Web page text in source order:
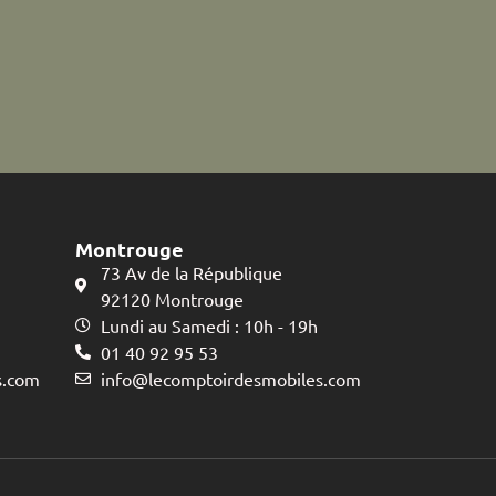
Montrouge
73 Av de la République
92120 Montrouge
Lundi au Samedi : 10h - 19h
01 40 92 95 53
info@lecomptoirdesmobiles.com